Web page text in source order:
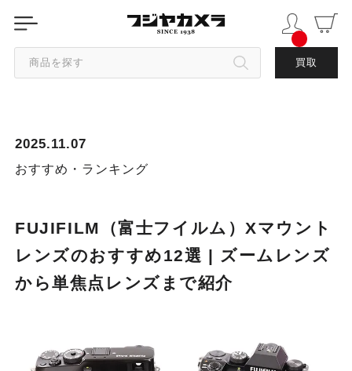
商品を探す 買取
2025.11.07
おすすめ・ランキング
FUJIFILM（富士フイルム）Xマウント
レンズのおすすめ12選 | ズームレンズ
から単焦点レンズまで紹介